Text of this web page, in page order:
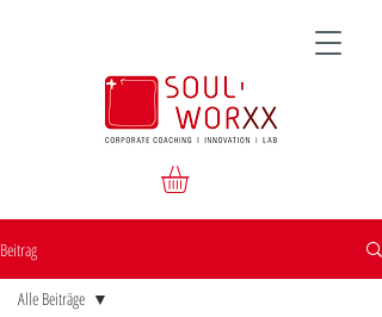
Beitrag
Alle Beiträge